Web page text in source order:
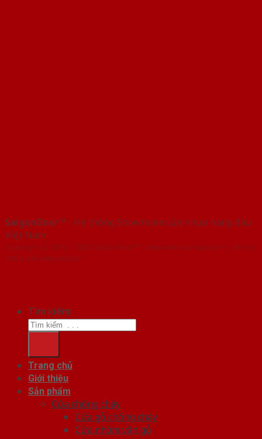
SaigonDoor™ - Hệ thống Showroom cửa nhựa hàng đầu
Việt Nam
Copyright ⓒ 2016 – 2026 SaigonDoor™ - www.bancuanhua.com | Đơn vị
chủ quản SaigonDoor
Tìm kiếm:
Trang chủ
Giới thiệu
Sản phẩm
Cửa chống cháy
Cửa gỗ chống cháy
Cửa nhôm vân gỗ